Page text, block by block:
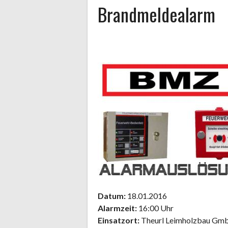
Brandmeldealarm
Datum: 18.01.2016
Alarmzeit: 16:00 Uhr
Einsatzort: Theurl Leimholzbau